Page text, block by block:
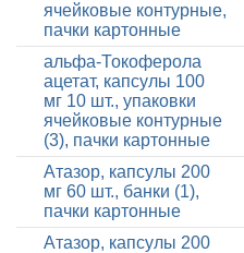
ячейковые контурные,
пачки картонные
альфа-Токоферола
ацетат, капсулы 100
мг 10 шт., упаковки
ячейковые контурные
(3), пачки картонные
Атазор, капсулы 200
мг 60 шт., банки (1),
пачки картонные
Атазор, капсулы 200